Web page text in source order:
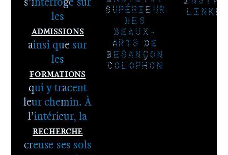
les
Admissions
ainsi que sur
les
Formations
1er cycle -
qui y tracent
leur chemin. À
l’intérieur, la
Recherche
creuse ses sols
SUPÉRIEUR
DES
BEAUX-
ARTS DE
BESANÇON
COLOPHON